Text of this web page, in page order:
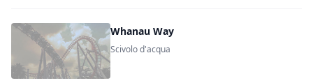
Whanau Way
Scivolo d'acqua